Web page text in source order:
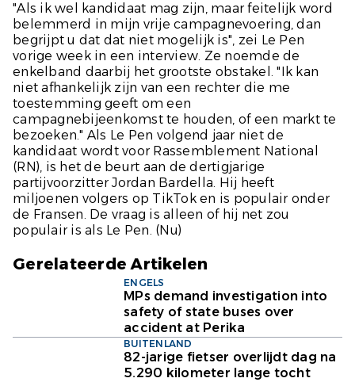
"Als ik wel kandidaat mag zijn, maar feitelijk word
belemmerd in mijn vrije campagnevoering, dan
begrijpt u dat dat niet mogelijk is", zei Le Pen
vorige week in een interview. Ze noemde de
enkelband daarbij het grootste obstakel. "Ik kan
niet afhankelijk zijn van een rechter die me
toestemming geeft om een ​​
campagnebijeenkomst te houden, of een markt te
bezoeken." Als Le Pen volgend jaar niet de
kandidaat wordt voor Rassemblement National
(RN), is het de beurt aan de dertigjarige
partijvoorzitter Jordan Bardella. Hij heeft
miljoenen volgers op TikTok en is populair onder
de Fransen. De vraag is alleen of hij net zou
populair is als Le Pen. (Nu)
Gerelateerde Artikelen
ENGELS
MPs demand investigation into
safety of state buses over
accident at Perika
BUITENLAND
82-jarige fietser overlijdt dag na
5.290 kilometer lange tocht